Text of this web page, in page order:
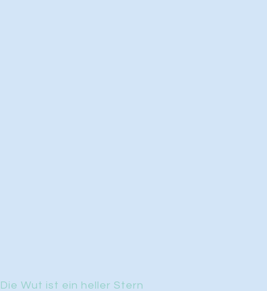
Die Wut ist ein heller Stern